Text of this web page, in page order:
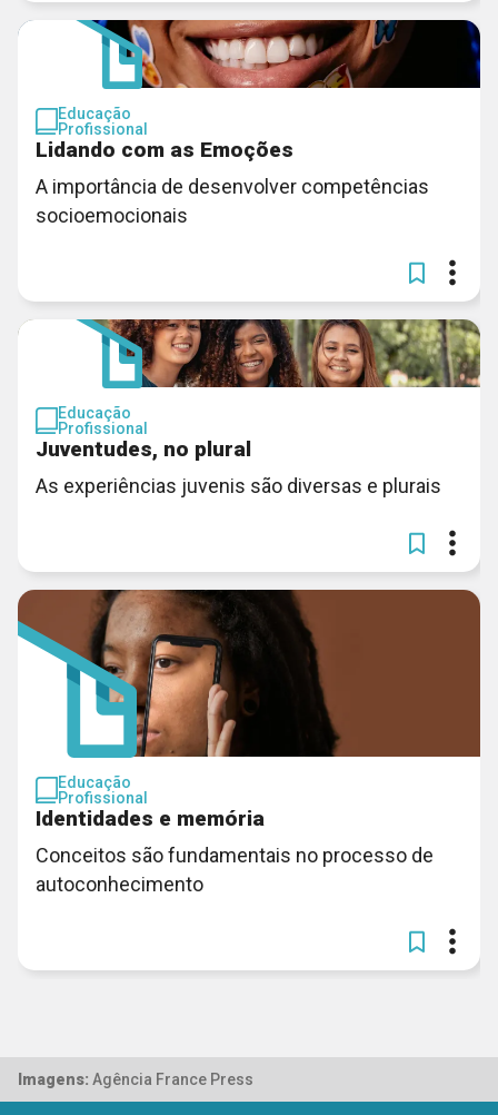
Educação
Profissional
Lidando com as Emoções
A importância de desenvolver competências
socioemocionais
Educação
Profissional
Juventudes, no plural
As experiências juvenis são diversas e plurais
Educação
Profissional
Identidades e memória
Conceitos são fundamentais no processo de
autoconhecimento
Imagens: Agência France Press